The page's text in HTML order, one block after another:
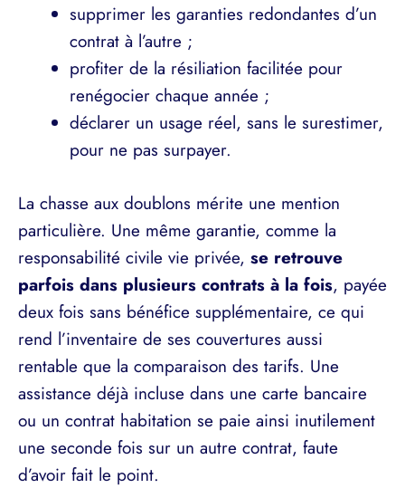
supprimer les garanties redondantes d’un
contrat à l’autre ;
profiter de la résiliation facilitée pour
renégocier chaque année ;
déclarer un usage réel, sans le surestimer,
pour ne pas surpayer.
La chasse aux doublons mérite une mention
particulière. Une même garantie, comme la
responsabilité civile vie privée, se retrouve
parfois dans plusieurs contrats à la fois, payée
deux fois sans bénéfice supplémentaire, ce qui
rend l’inventaire de ses couvertures aussi
rentable que la comparaison des tarifs. Une
assistance déjà incluse dans une carte bancaire
ou un contrat habitation se paie ainsi inutilement
une seconde fois sur un autre contrat, faute
d’avoir fait le point.